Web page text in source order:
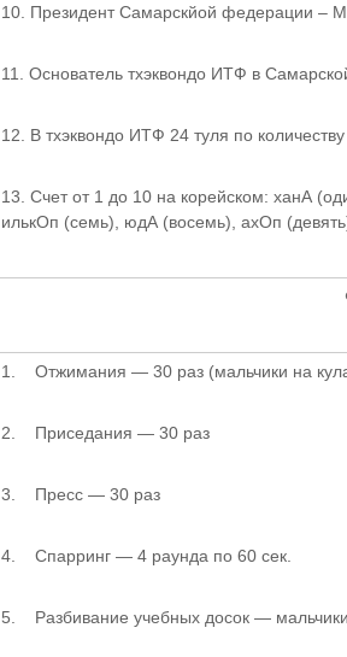
10. Президент Самарскйой федерации –
11. Основатель тхэквондо ИТФ в
12. В тхэквондо ИТФ 24 туля по количеству
13. Счет от 1 до 10 на корейском: ханА
илькОп (семь), юдА (восемь), ахОп
1. Отжимания — 30 раз (мальчики на
2. Приседания — 30 раз
3. Пресс — 30 раз
4. Спарринг — 4 раунда по 60 сек.
5. Разбивание учебных досок — мальчики